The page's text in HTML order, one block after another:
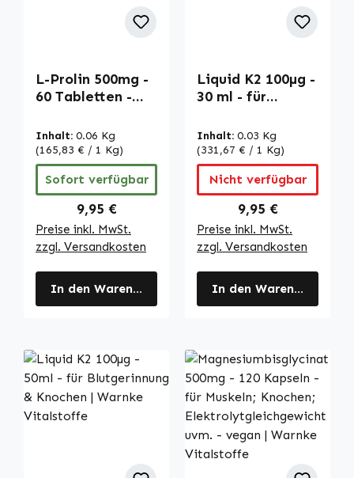
L-Prolin 500mg -
60 Tabletten -
Vitalstoffe
Inhalt: 0.06 Kg
(165,83 € / 1 Kg)
Sofort verfügbar
Regulärer Preis:
9,95 €
Preise inkl. MwSt.
zzgl. Versandkosten
In den Warenkorb
Liquid K2 100µg -
30 ml - für
und Knochen -
hochdosiert |
Warnke
Vitalstoffe
Inhalt: 0.03 Kg
(331,67 € / 1 Kg)
Nicht verfügbar
Regulärer Preis:
9,95 €
Preise inkl. MwSt.
zzgl. Versandkosten
In den Warenkorb